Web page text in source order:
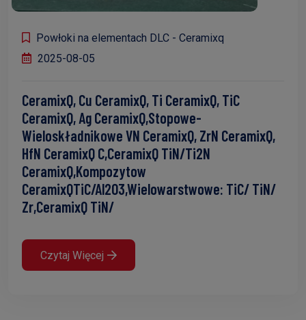
Powłoki na elementach DLC - Ceramixq
2025-08-05
CeramixQ, Cu CeramixQ, Ti CeramixQ, TiC
CeramixQ, Ag CeramixQ,stopowe-
Wieloskładnikowe VN CeramixQ, ZrN CeramixQ,
HfN CeramixQ C,CeramixQ TiN/Ti2N
CeramixQ,kompozytow
CeramixQTiC/Al2O3,wielowarstwowe: TiC/ TiN/
Zr,CeramixQ TiN/
Czytaj Więcej